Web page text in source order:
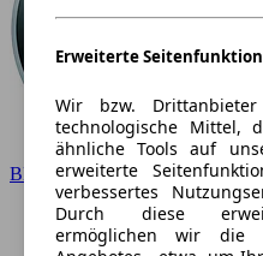
BMW
Erweiterte
Wir bzw.
technologische Mittel,
ähnliche Tools auf
erweiterte
verbessertes
Durch diese
ermöglichen wir die